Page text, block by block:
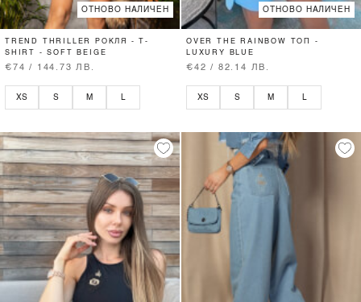
ОТНОВО НАЛИЧЕН
TREND THRILLER РОКЛЯ - T-
SHIRT - SOFT BEIGE
€74 / 144.73 ЛВ.
XS S M L
ОТНОВО НАЛИЧЕН
OVER THE RAINBOW ТОП -
LUXURY BLUE
€42 / 82.14 ЛВ.
XS S M L